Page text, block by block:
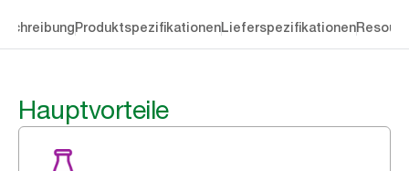
ProduktspezifikationenLieferspezifikationen
Hauptvorteile